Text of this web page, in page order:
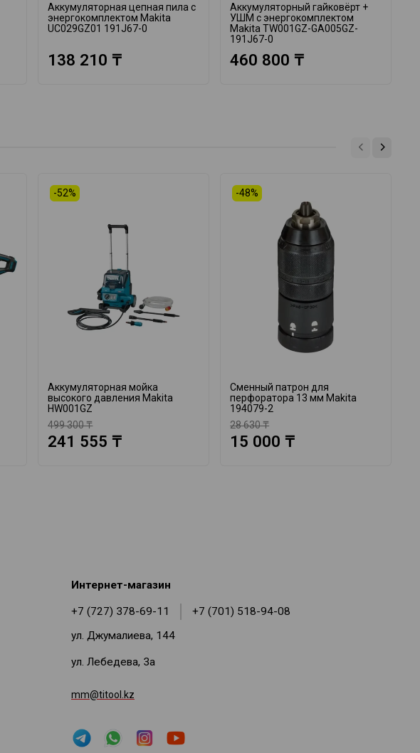
Аккумуляторная цепная пила с
энергокомплектом Makita
UC029GZ01 191J67-0
138 210 ₸
Аккумуляторный гайковёрт +
УШМ с энергокомплектом
Makita TW001GZ-GA005GZ-
191J67-0
460 800 ₸
-52%
Аккумуляторная мойка
высокого давления Makita
HW001GZ
499 300 ₸
241 555 ₸
-48%
Сменный патрон для
перфоратора 13 мм Makita
194079-2
28 630 ₸
15 000 ₸
Интернет-магазин
+7 (727) 378-69-11
+7 (701) 518-94-08
ул. Джумалиева, 144
ул. Лебедева, 3а
mm@titool.kz